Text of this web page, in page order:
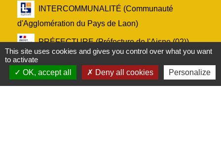
INTERCOMMUNALITÉ (Communauté
d'Agglomération du Pays de Laon)
PRÉFECTURE (Préfecture de l'Aisne (02))
l'Aisne (02))
This site uses cookies and gives you control over what you want
to activate
OK, accept all
Deny all cookies Personalize